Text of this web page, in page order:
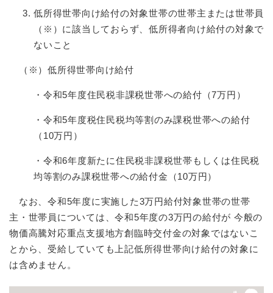
低所得世帯向け給付の対象世帯の世帯主または世帯員
（※）に該当しておらず、低所得者向け給付の対象で
ないこと
（※）低所得世帯向け給付
・令和5年度住民税非課税世帯への給付（7万円）
・令和5年度税住民税均等割のみ課税世帯への給付
（10万円）
・令和6年度新たに住民税非課税世帯もしくは住民税
均等割のみ課税世帯への給付金（10万円）
なお、令和5年度に実施した3万円給付対象世帯の世帯
主・世帯員については、令和5年度の3万円の給付が 今般の
物価高騰対応重点支援地方創臨時交付金の対象ではないこ
とから、受給していても上記低所得世帯向け給付の対象に
は含めません。